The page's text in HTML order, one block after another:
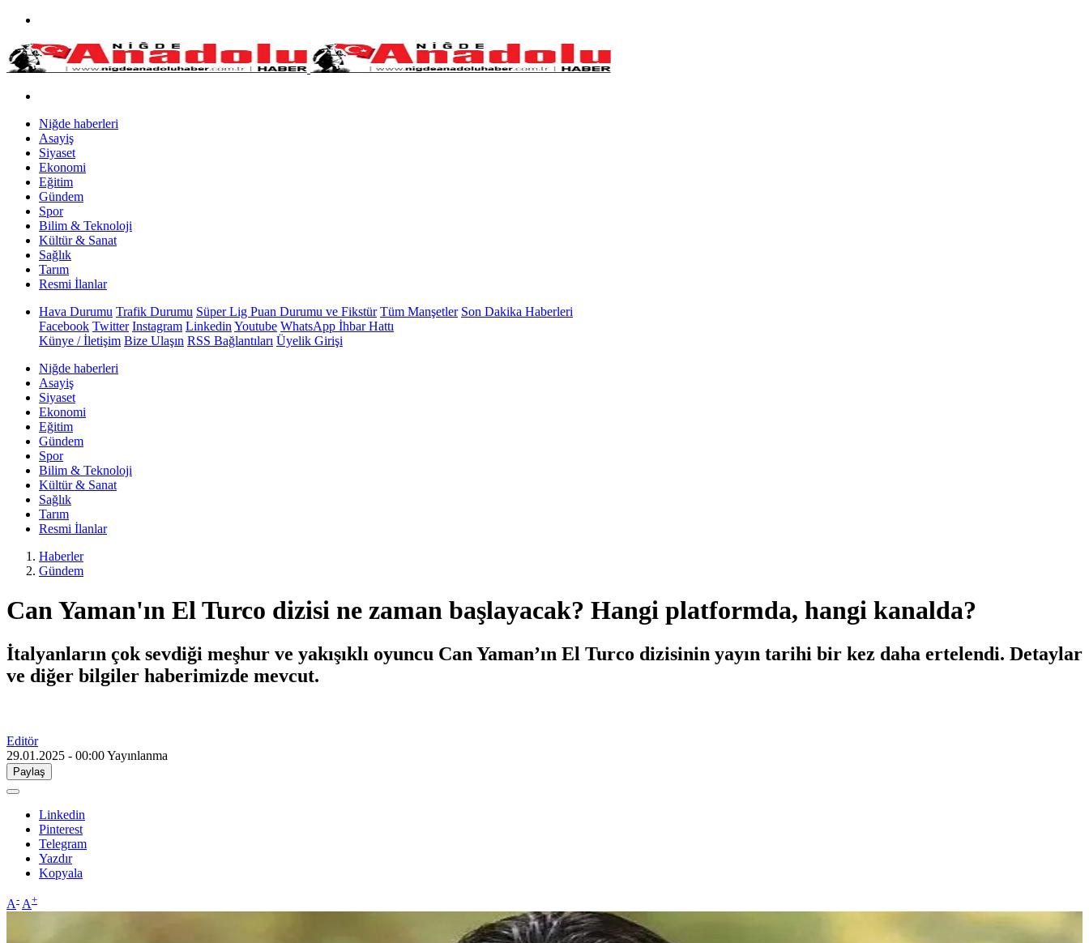
Niğde haberleri
Asayiş
Siyaset
Ekonomi
Eğitim
Gündem
Spor
Bilim & Teknoloji
Kültür & Sanat
Sağlık
Tarım
Resmi İlanlar
Hava Durumu Trafik Durumu Süper Lig Puan Durumu ve Fikstür Tüm Manşetler Son Dakika Haberleri
Facebook Twitter Instagram Linkedin Youtube WhatsApp İhbar Hattı
Künye / İletişim Bize Ulaşın RSS Bağlantıları Üyelik Girişi
Niğde haberleri
Asayiş
Siyaset
Ekonomi
Eğitim
Gündem
Spor
Bilim & Teknoloji
Kültür & Sanat
Sağlık
Tarım
Resmi İlanlar
Haberler
Gündem
Can Yaman'ın El Turco dizisi ne zaman başlayacak? Hangi platformda, hangi kanalda?
İtalyanların çok sevdiği meşhur ve yakışıklı oyuncu Can Yaman’ın El Turco dizisinin yayın tarihi bir kez daha ertelendi. Detaylar
ve diğer bilgiler haberimizde mevcut.
Editör
29.01.2025 - 00:00Yayınlanma
Paylaş
Linkedin
Pinterest
Telegram
Yazdır
Kopyala
A- A+